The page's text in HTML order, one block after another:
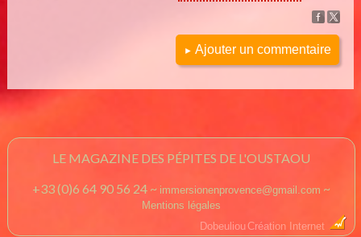
► Ajouter un commentaire
LE MAGAZINE DES PÉPITES DE L'OUSTAOU
+33 (0)6 64 90 56 24 ~ immersionenprovence@gmail.com ~
Mentions légales
Dobeuliou Création Internet